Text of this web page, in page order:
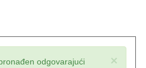
×
odgovarajući